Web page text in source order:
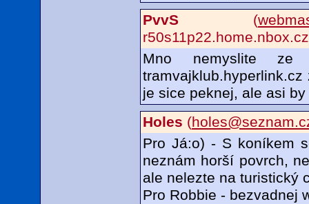
PvvS (
Mno nemyslite
je sice peknej, ale asi
Holes (
Pro Já:o) - S koníkem
neznám horší povrch,
ale nelezte na turistický
Pro Robbie - bezvadnej